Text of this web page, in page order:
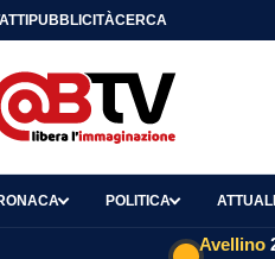
PUBBLICITÀCERCA
POLITICA
Avellino